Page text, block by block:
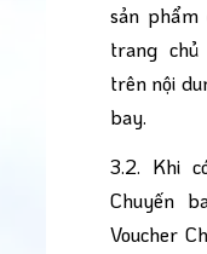
sản phẩm
trang chủ
trên nội
bay.
3.2. Khi
Chuyến
Voucher